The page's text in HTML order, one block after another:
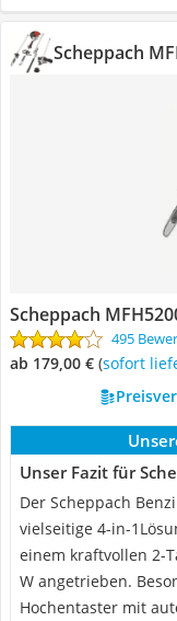
Scheppach
Scheppach
495
ab 179,00 € ( Sofort
Unser Fazit für
Der Scheppach
vielseitige 4-in-
einem kraftvollen 2-
W angetrieben.
Hochentaster mit